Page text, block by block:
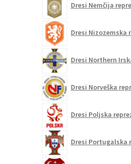
Dresi Nemčija
Dresi Nizozemska
Dresi Northern
Dresi Norveška
Dresi Poljska
Dresi Portugalska